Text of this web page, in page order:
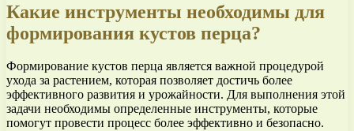
Какие инструменты необходимы для
формирования кустов перца?
Формирование кустов перца является важной процедурой
ухода за растением, которая позволяет достичь более
эффективного развития и урожайности. Для выполнения этой
задачи необходимы определенные инструменты, которые
помогут провести процесс более эффективно и безопасно.